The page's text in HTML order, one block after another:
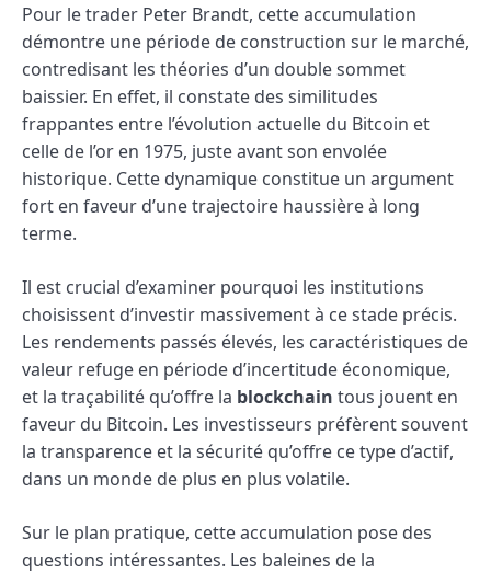
Pour le trader Peter Brandt, cette accumulation
démontre une période de construction sur le marché,
contredisant les théories d’un double sommet
baissier. En effet, il constate des similitudes
frappantes entre l’évolution actuelle du Bitcoin et
celle de l’or en 1975, juste avant son envolée
historique. Cette dynamique constitue un argument
fort en faveur d’une trajectoire haussière à long
terme.
Il est crucial d’examiner pourquoi les institutions
choisissent d’investir massivement à ce stade précis.
Les rendements passés élevés, les caractéristiques de
valeur refuge en période d’incertitude économique,
et la traçabilité qu’offre la blockchain tous jouent en
faveur du Bitcoin. Les investisseurs préfèrent souvent
la transparence et la sécurité qu’offre ce type d’actif,
dans un monde de plus en plus volatile.
Sur le plan pratique, cette accumulation pose des
questions intéressantes. Les baleines de la